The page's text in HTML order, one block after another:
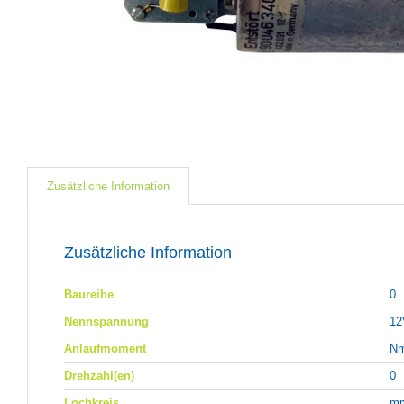
Zusätzliche Information
Zusätzliche Information
Baureihe
0
Nennspannung
Anlaufmoment
Drehzahl(en)
0